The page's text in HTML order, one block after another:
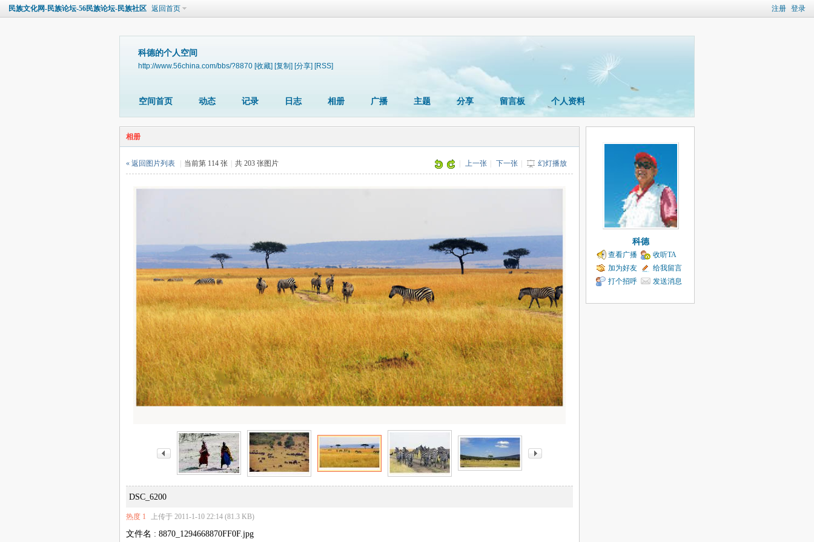
注册 登录
民族文化网-民族论坛-56民族论坛-民族社区 返回首页
科德的个人空间
http://www.56china.com/bbs/?8870 [收藏] [复制] [分享] [RSS]
空间首页 动态 记录 日志 相册 广播 主题 分享 留言板 个人资料
相册
上一张 下一张 幻灯播放
« 返回图片列表 当前第 114 张 共 203 张图片
DSC_6200
热度 1 上传于 2011-1-10 22:14 (81.3 KB)
文件名 : 8870_1294668870FF0F.jpg
科德
查看广播
收听TA
加为好友
给我留言
打个招呼
发送消息